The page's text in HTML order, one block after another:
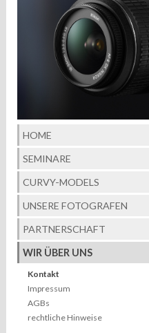
HOME
SEMINARE
CURVY-MODELS
UNSERE FOTOGRAFEN
PARTNERSCHAFT
WIR ÜBER UNS
Kontakt
Impressum
AGBs
rechtliche Hinweise